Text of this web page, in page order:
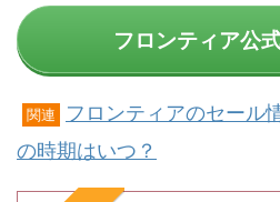
フロンティア公
関連
フロンティアのセール
の時期はいつ？